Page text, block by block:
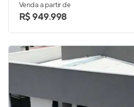
Venda a partir de
R$ 949.998